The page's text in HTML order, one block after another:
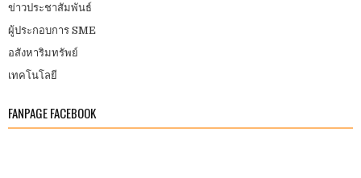
ข่าวประชาสัมพันธ์
ผู้ประกอบการ SME
อสังหาริมทรัพย์
เทคโนโลยี
FANPAGE FACEBOOK